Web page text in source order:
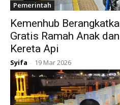
Pemerintah
Kemenhub
Gratis Ramah Anak
Kereta Api
Syifa - 19 Mar 2026